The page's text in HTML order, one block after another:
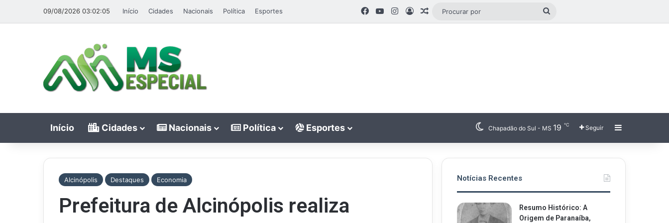
09/08/2026 03:02:05 Início Cidades Nacionais Política Esportes Facebook
YouTubeInstagram
EntrarArtigo aleatório
Procurar
Início Cidades Nacionais Política Esportes Chapadão do Sul - MS 19 ℃ Seguir Barra Lateral
Alcinópolis Destaques Economia
Prefeitura de Alcinópolis realiza
Notícias Recentes
Resumo Histórico: A
Origem de Paranaíba,